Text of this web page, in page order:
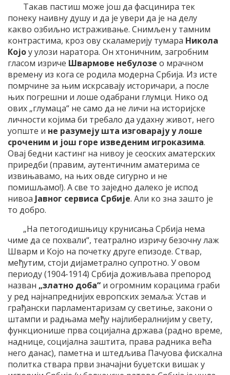
Такав пастиш може још да фасцинира тек
понеку наивну душу и да је увери да је на делу
какво озбиљно истраживање. Снимљен у тамним
контрастима, кроз ову скаламерију тумара Никола
Којоу улози наратора. Он хтоничним, загробним
гласом изриче Швармове небулозе о мрачном
времену из кога се родила модерна Србија. Из исте
помрчине за њим искрсавају историчари, а после
њих погрешни и лоше одабрани глумци. Нико од
ових „глумаца“ не само да не личи на историјске
личности којима би требало да удахну живот, него
уопште и не разумеју шта изговарају у лоше
сроченим и још горе изведеним игроказима.
Овај бедни кастинг на нивоу је сеоских аматерских
приредби (правим, аутентичним аматерима се
извињавамо, на њих овде сигурно и не
помишљамо!). А све то заједно далеко је испод
нивоа Јавног сервиса Србије. Али ко зна зашто је
то добро.
„На петогодишњицу крунисања Србија нема
чиме да се похвали“, театрално изричу безочну лаж
Шварм и Којо на почетку друге епизоде. Ствар,
међутим, стоји дијаметрално супротно. У овом
периоду (1904-1914) Србија доживљава препород
назван „златно доба“ и огромним корацима граби
у ред најнапреднијих европских земаља: Устав и
грађански парламентаризам су светиње, закони о
штампи и радњама међу најлибералнијим у свету,
функционише прва социјална држава (радно време,
наднице, социјална заштита, права радника већа
него данас), паметна и штедљива Пачуова фискална
политка ствара први значајни буџетски вишак у